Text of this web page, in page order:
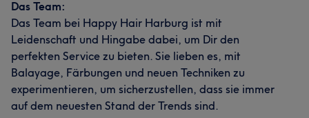
Kompetent 21 Talentiert 17 Professionell
Freundlich
Erfahren 7
Das Team:
Das Team bei Happy Hair Harburg ist mit
Leidenschaft und Hingabe dabei, um Dir den
perfekten Service zu bieten. Sie lieben es, mit
Balayage, Färbungen und neuen Techniken zu
experimentieren, um sicherzustellen, dass sie immer
auf dem neuesten Stand der Trends sind.